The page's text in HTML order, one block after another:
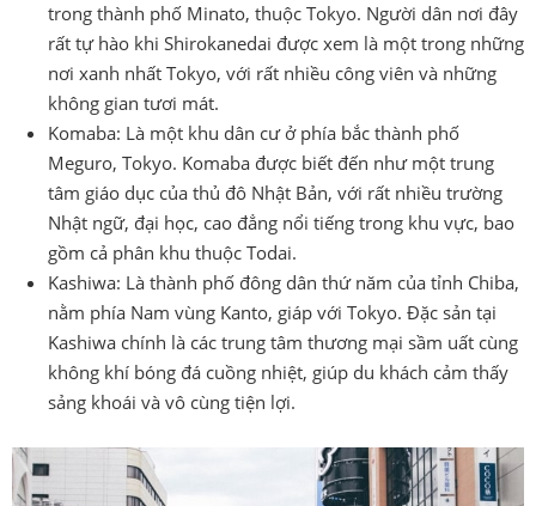
trong thành phố Minato, thuộc Tokyo. Người dân nơi đây
rất tự hào khi Shirokanedai được xem là một trong những
nơi xanh nhất Tokyo, với rất nhiều công viên và những
không gian tươi mát.
Komaba: Là một khu dân cư ở phía bắc thành phố
Meguro, Tokyo. Komaba được biết đến như một trung
tâm giáo dục của thủ đô Nhật Bản, với rất nhiều trường
Nhật ngữ, đại học, cao đẳng nổi tiếng trong khu vực, bao
gồm cả phân khu thuộc Todai.
Kashiwa: Là thành phố đông dân thứ năm của tỉnh Chiba,
nằm phía Nam vùng Kanto, giáp với Tokyo. Đặc sản tại
Kashiwa chính là các trung tâm thương mại sầm uất cùng
không khí bóng đá cuồng nhiệt, giúp du khách cảm thấy
sảng khoái và vô cùng tiện lợi.